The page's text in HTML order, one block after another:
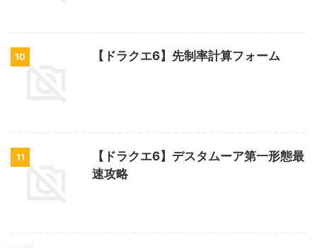
10 【ドラクエ6】先制率計算フォーム
11
【ドラクエ6】デスタムーア第一形態最
速攻略